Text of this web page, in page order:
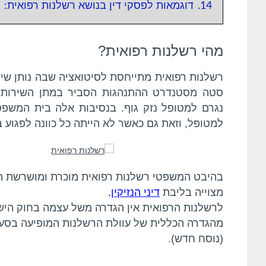
14. דוגמאות לפסקי דין בנושא רשלנות רפואית:
מהי רשלנות רפואית?
רשלנות רפואית מתייחסת לסיטואציה שבה נותן
סטה מסטנדרט ההתנהגות הסביר במתן השירות
נגרם למטופל נזק גוף. בנסיבות אלה בית
למטופל, וזאת גם כאשר לא הייתה כל כוונה לפגוע
בהיבט המשפטי רשלנות רפואית מוכרת ומושרשת
מצוייה בליבת דיני הנזיקין.
לרשלנות הרפואית אין הגדרה משל עצמה בחוק
(נוסח חדש).